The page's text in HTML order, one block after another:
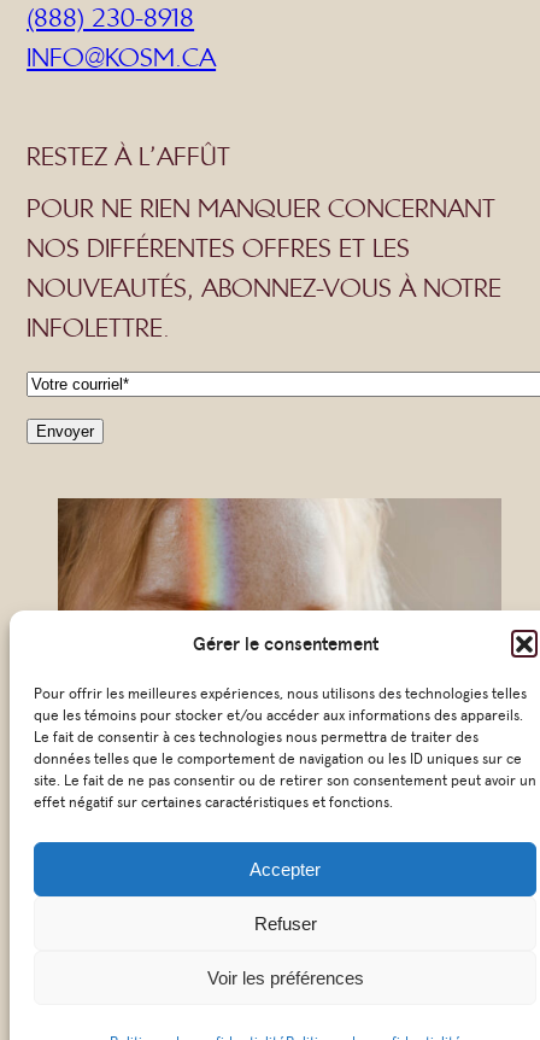
Gérer le consentement
Pour offrir les meilleures expériences, nous utilisons des technologies telles
que les témoins pour stocker et/ou accéder aux informations des appareils.
Le fait de consentir à ces technologies nous permettra de traiter des
données telles que le comportement de navigation ou les ID uniques sur ce
site. Le fait de ne pas consentir ou de retirer son consentement peut avoir un
effet négatif sur certaines caractéristiques et fonctions.
Accepter
Refuser
Voir les préférences
(888) 230-8918
INFO@KOSM.CA
RESTEZ À L’AFFÛT
POUR NE RIEN MANQUER CONCERNANT
NOS DIFFÉRENTES OFFRES ET LES
NOUVEAUTÉS, ABONNEZ-VOUS À NOTRE
INFOLETTRE.
C
o
e
*
Envoyer
© 2026 KŌSM – Tous droit réservés
Politique de confidentialité